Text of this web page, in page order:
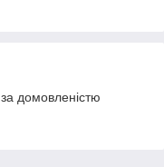
домовленістю